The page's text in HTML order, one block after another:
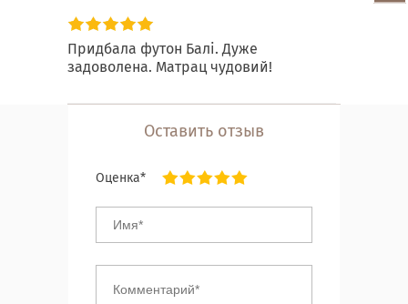
Придбала футон Балі. Дуже
задоволена. Матрац чудовий!
Оставить отзыв
Оценка*